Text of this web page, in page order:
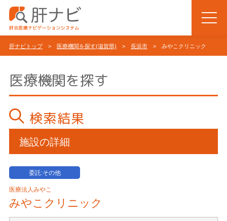
肝ナビトップ> 医療機関を探す(滋賀県) > 長浜市 > みやこクリニック
医療機関を探す
検索結果
施設の詳細
委託:その他
医療法人みやこ
みやこクリニック